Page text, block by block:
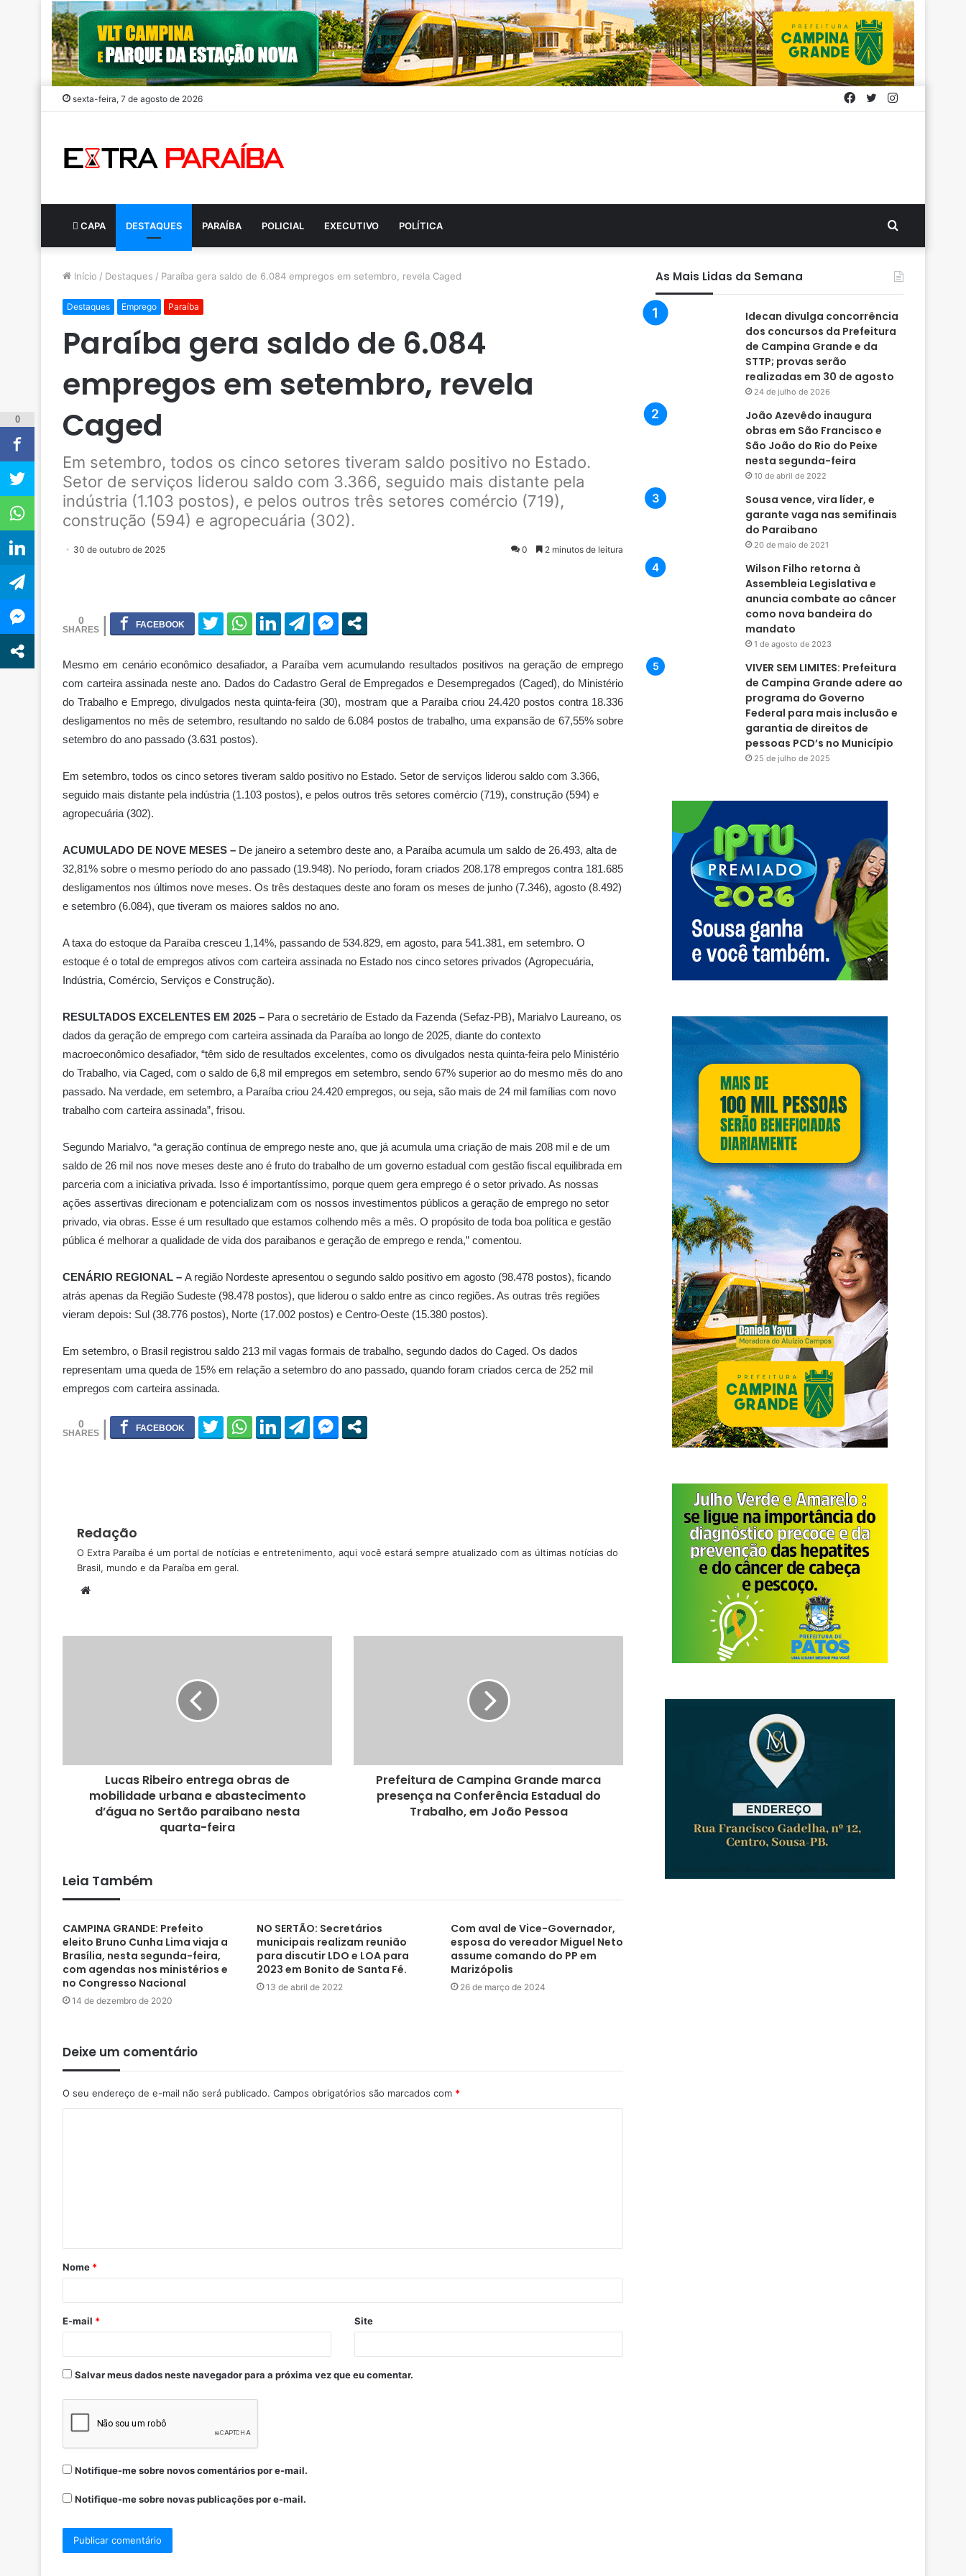
sexta-feira, 7 de agosto de 2026 Twitter
Facebook
CAPA DESTAQUES PARAÍBA POLICIAL EXECUTIVO POLÍTICA Procurar
por
Início / Destaques / Paraíba gera saldo de 6.084 empregos em setembro, revela Caged
Destaques Emprego Paraíba
Paraíba gera saldo de 6.084
empregos em setembro, revela
Caged
Em setembro, todos os cinco setores tiveram saldo positivo no Estado.
Setor de serviços liderou saldo com 3.366, seguido mais distante pela
indústria (1.103 postos), e pelos outros três setores comércio (719),
construção (594) e agropecuária (302).
30 de outubro de 2025 0 2 minutos de leitura
0
Mesmo em cenário econômico desafiador, a Paraíba vem acumulando resultados positivos na geração de emprego
com carteira assinada neste ano. Dados do Cadastro Geral de Empregados e Desempregados (Caged), do Ministério
do Trabalho e Emprego, divulgados nesta quinta-feira (30), mostram que a Paraíba criou 24.420 postos contra 18.336
desligamentos no mês de setembro, resultando no saldo de 6.084 postos de trabalho, uma expansão de 67,55% sobre
setembro do ano passado (3.631 postos).
Em setembro, todos os cinco setores tiveram saldo positivo no Estado. Setor de serviços liderou saldo com 3.366,
seguido mais distante pela indústria (1.103 postos), e pelos outros três setores comércio (719), construção (594) e
agropecuária (302).
ACUMULADO DE NOVE MESES – De janeiro a setembro deste ano, a Paraíba acumula um saldo de 26.493, alta de
32,81% sobre o mesmo período do ano passado (19.948). No período, foram criados 208.178 empregos contra 181.685
desligamentos nos últimos nove meses. Os três destaques deste ano foram os meses de junho (7.346), agosto (8.492)
e setembro (6.084), que tiveram os maiores saldos no ano.
A taxa do estoque da Paraíba cresceu 1,14%, passando de 534.829, em agosto, para 541.381, em setembro. O
estoque é o total de empregos ativos com carteira assinada no Estado nos cinco setores privados (Agropecuária,
Indústria, Comércio, Serviços e Construção).
RESULTADOS EXCELENTES EM 2025 – Para o secretário de Estado da Fazenda (Sefaz-PB), Marialvo Laureano, os
dados da geração de emprego com carteira assinada da Paraíba ao longo de 2025, diante do contexto
macroeconômico desafiador, “têm sido de resultados excelentes, como os divulgados nesta quinta-feira pelo Ministério
do Trabalho, via Caged, com o saldo de 6,8 mil empregos em setembro, sendo 67% superior ao do mesmo mês do ano
passado. Na verdade, em setembro, a Paraíba criou 24.420 empregos, ou seja, são mais de 24 mil famílias com novo
trabalho com carteira assinada”, frisou.
Segundo Marialvo, “a geração contínua de emprego neste ano, que já acumula uma criação de mais 208 mil e de um
saldo de 26 mil nos nove meses deste ano é fruto do trabalho de um governo estadual com gestão fiscal equilibrada em
parceria com a iniciativa privada. Isso é importantíssimo, porque quem gera emprego é o setor privado. As nossas
ações assertivas direcionam e potencializam com os nossos investimentos públicos a geração de emprego no setor
privado, via obras. Esse é um resultado que estamos colhendo mês a mês. O propósito de toda boa política e gestão
pública é melhorar a qualidade de vida dos paraibanos e geração de emprego e renda,” comentou.
CENÁRIO REGIONAL – A região Nordeste apresentou o segundo saldo positivo em agosto (98.478 postos), ficando
atrás apenas da Região Sudeste (98.478 postos), que liderou o saldo entre as cinco regiões. As outras três regiões
vieram depois: Sul (38.776 postos), Norte (17.002 postos) e Centro-Oeste (15.380 postos).
Em setembro, o Brasil registrou saldo 213 mil vagas formais de trabalho, segundo dados do Caged. Os dados
representam uma queda de 15% em relação a setembro do ano passado, quando foram criados cerca de 252 mil
empregos com carteira assinada.
0
Redação
O Extra Paraíba é um portal de notícias e entretenimento, aqui você estará sempre atualizado com as últimas notícias do
Brasil, mundo e da Paraíba em geral.
Lucas Ribeiro entrega obras de
mobilidade urbana e abastecimento
d’água no Sertão paraibano nesta
quarta-feira
Prefeitura de Campina Grande marca
presença na Conferência Estadual do
Trabalho, em João Pessoa
Leia Também
CAMPINA GRANDE: Prefeito
eleito Bruno Cunha Lima viaja a
Brasília, nesta segunda-feira,
com agendas nos ministérios e
no Congresso Nacional
14 de dezembro de 2020
NO SERTÃO: Secretários
municipais realizam reunião
para discutir LDO e LOA para
2023 em Bonito de Santa Fé.
13 de abril de 2022
Com aval de Vice-Governador,
esposa do vereador Miguel Neto
assume comando do PP em
Marizópolis
26 de março de 2024
Deixe um comentário
O seu endereço de e-mail não será publicado. Campos obrigatórios são marcados com *
Nome *
E-mail * Site
Salvar meus dados neste navegador para a próxima vez que eu comentar.
Notifique-me sobre novos comentários por e-mail.
Notifique-me sobre novas publicações por e-mail.
As Mais Lidas da Semana
Idecan divulga concorrência
dos concursos da Prefeitura
de Campina Grande e da
STTP; provas serão
realizadas em 30 de agosto
24 de julho de 2026
João Azevêdo inaugura
obras em São Francisco e
São João do Rio do Peixe
nesta segunda-feira
10 de abril de 2022
Sousa vence, vira líder, e
garante vaga nas semifinais
do Paraibano
20 de maio de 2021
Wilson Filho retorna à
Assembleia Legislativa e
anuncia combate ao câncer
como nova bandeira do
mandato
1 de agosto de 2023
VIVER SEM LIMITES: Prefeitura
de Campina Grande adere ao
programa do Governo
Federal para mais inclusão e
garantia de direitos de
pessoas PCD’s no Município
25 de julho de 2025
0